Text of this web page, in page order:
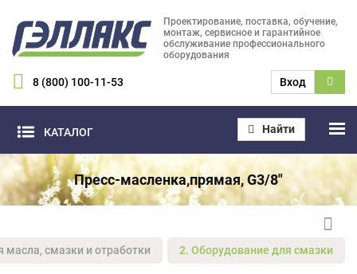
Проектирование, поставка, обучение,
монтаж, сервисное и гарантийное
обслуживание профессионального
оборудования
8 (800) 100-11-53 Вход
КАТАЛОГ Найти
Пресс-масленка,прямая, G3/8"
смазки и отработки 2. Оборудование для смазки